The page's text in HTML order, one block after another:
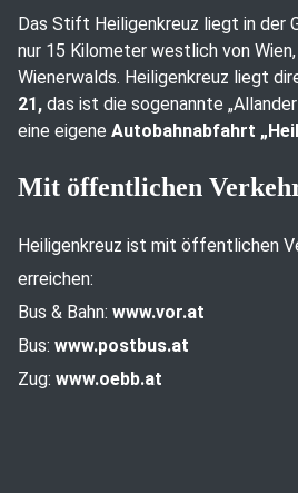
Das Stift Heiligenkreuz liegt in der
nur 15 Kilometer westlich von
Wienerwalds. Heiligenkreuz liegt
21, das ist die sogenannte
eine eigene Autobahnabfahrt
Mit öffentlichen
Heiligenkreuz ist mit öffentlichen
erreichen:
Bus & Bahn: www.vor.at
Bus: www.postbus.at
Zug: www.oebb.at